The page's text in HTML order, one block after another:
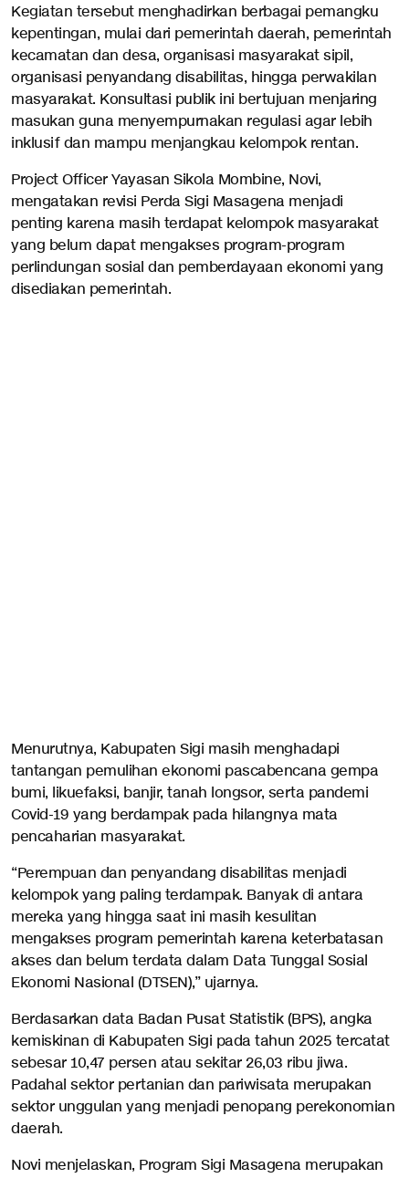
Kegiatan tersebut menghadirkan berbagai pemangku
kepentingan, mulai dari pemerintah daerah, pemerintah
kecamatan dan desa, organisasi masyarakat sipil,
organisasi penyandang disabilitas, hingga perwakilan
masyarakat. Konsultasi publik ini bertujuan menjaring
masukan guna menyempurnakan regulasi agar lebih
inklusif dan mampu menjangkau kelompok rentan.
Project Officer Yayasan Sikola Mombine, Novi,
mengatakan revisi Perda Sigi Masagena menjadi
penting karena masih terdapat kelompok masyarakat
yang belum dapat mengakses program-program
perlindungan sosial dan pemberdayaan ekonomi yang
disediakan pemerintah.
Menurutnya, Kabupaten Sigi masih menghadapi
tantangan pemulihan ekonomi pascabencana gempa
bumi, likuefaksi, banjir, tanah longsor, serta pandemi
Covid-19 yang berdampak pada hilangnya mata
pencaharian masyarakat.
“Perempuan dan penyandang disabilitas menjadi
kelompok yang paling terdampak. Banyak di antara
mereka yang hingga saat ini masih kesulitan
mengakses program pemerintah karena keterbatasan
akses dan belum terdata dalam Data Tunggal Sosial
Ekonomi Nasional (DTSEN),” ujarnya.
Berdasarkan data Badan Pusat Statistik (BPS), angka
kemiskinan di Kabupaten Sigi pada tahun 2025 tercatat
sebesar 10,47 persen atau sekitar 26,03 ribu jiwa.
Padahal sektor pertanian dan pariwisata merupakan
sektor unggulan yang menjadi penopang perekonomian
daerah.
Novi menjelaskan, Program Sigi Masagena merupakan